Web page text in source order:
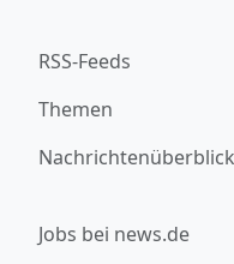
RSS-Feeds
Themen
Nachrichtenüberblick
Jobs bei news.de